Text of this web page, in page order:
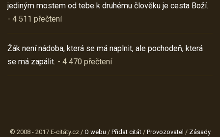
jediným mostem od tebe k druhému člověku je cesta Boží.
- 4 511 přečtení
Žák není nádoba, která se má naplnit, ale pochodeň, která
se má zapálit. - 4 470 přečtení
© 2008 - 2017 E-citáty.cz / O webu / Přidat citát/ Provozovatel / Zásady